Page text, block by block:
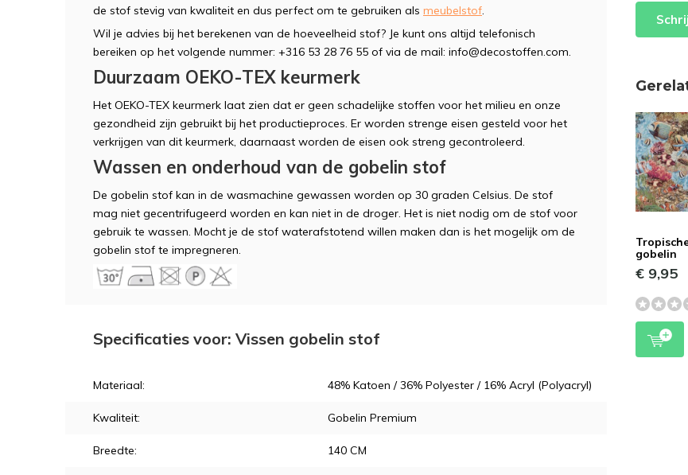
de stof stevig van kwaliteit en dus perfect om te gebruiken als meubelstof.
Wil je advies bij het berekenen van de hoeveelheid stof? Je kunt ons altijd telefonisch
bereiken op het volgende nummer: +316 53 28 76 55 of via de mail: info@decostoffen.com.
Duurzaam OEKO-TEX keurmerk
Het OEKO-TEX keurmerk laat zien dat er geen schadelijke stoffen voor het milieu en onze
gezondheid zijn gebruikt bij het productieproces. Er worden strenge eisen gesteld voor het
verkrijgen van dit keurmerk, daarnaast worden de eisen ook streng gecontroleerd.
Wassen en onderhoud van de gobelin stof
De gobelin stof kan in de wasmachine gewassen worden op 30 graden Celsius. De stof
mag niet gecentrifugeerd worden en kan niet in de droger. Het is niet nodig om de stof voor
gebruik te wassen. Mocht je de stof waterafstotend willen maken dan is het mogelijk om de
gobelin stof te impregneren.
Specificaties voor: Vissen gobelin stof
Materiaal: 48% Katoen / 36% Polyester / 16% Acryl (Polyacryl)
Kwaliteit: Gobelin Premium
Breedte: 140 CM
gobelin
€ 9,95